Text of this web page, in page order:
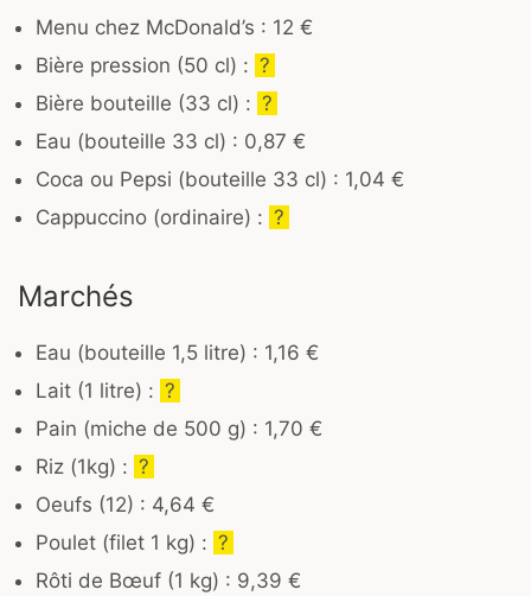
Menu chez McDonald’s : 12 €
Bière pression (50 cl) : ?
Bière bouteille (33 cl) : ?
Eau (bouteille 33 cl) : 0,87 €
Coca ou Pepsi (bouteille 33 cl) : 1,04 €
Cappuccino (ordinaire) : ?
Marchés
Eau (bouteille 1,5 litre) : 1,16 €
Lait (1 litre) : ?
Pain (miche de 500 g) : 1,70 €
Riz (1kg) : ?
Oeufs (12) : 4,64 €
Poulet (filet 1 kg) : ?
Rôti de Bœuf (1 kg) : 9,39 €